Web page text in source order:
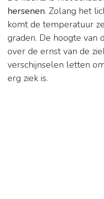
hersenen. Zolang het
komt de temperatuur
graden. De hoogte van
over de ernst van de
verschijnselen letten
erg ziek is.